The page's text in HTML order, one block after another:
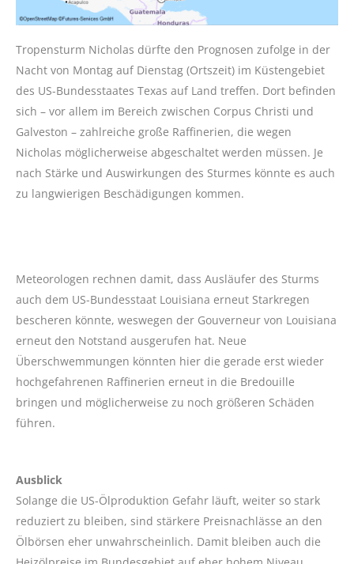
Tropensturm Nicholas dürfte den Prognosen zufolge in der
Nacht von Montag auf Dienstag (Ortszeit) im Küstengebiet
des US-Bundesstaates Texas auf Land treffen. Dort befinden
sich – vor allem im Bereich zwischen Corpus Christi und
Galveston – zahlreiche große Raffinerien, die wegen
Nicholas möglicherweise abgeschaltet werden müssen. Je
nach Stärke und Auswirkungen des Sturmes könnte es auch
zu langwierigen Beschädigungen kommen.
Meteorologen rechnen damit, dass Ausläufer des Sturms
auch dem US-Bundesstaat Louisiana erneut Starkregen
bescheren könnte, weswegen der Gouverneur von Louisiana
erneut den Notstand ausgerufen hat. Neue
Überschwemmungen könnten hier die gerade erst wieder
hochgefahrenen Raffinerien erneut in die Bredouille
bringen und möglicherweise zu noch größeren Schäden
führen.
Ausblick
Solange die US-Ölproduktion Gefahr läuft, weiter so stark
reduziert zu bleiben, sind stärkere Preisnachlässe an den
Ölbörsen eher unwahrscheinlich. Damit bleiben auch die